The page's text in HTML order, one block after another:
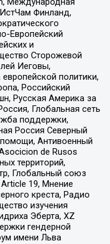
Финланд,
Европейский
и
Сторожевой
Иеговы,
политики,
Российский
Русская Америка за
Глобальная сеть
поддержки,
Россия Северный
Антивоенный
de Rusos
территорий,
Глобальный союз
19, Мнение
креста, Радио
изучения
Эберта, XZ
гендерной
имени Льва